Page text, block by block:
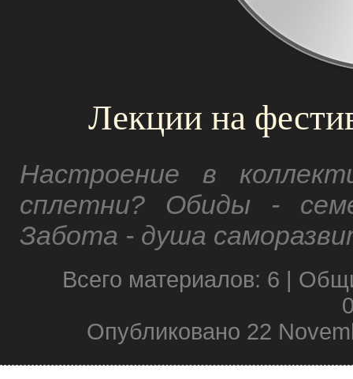
Лекции на
Настроение в
сплетни? Обиды -
Забота - душа
Всего материалов: 6 |
Опубликовано 22